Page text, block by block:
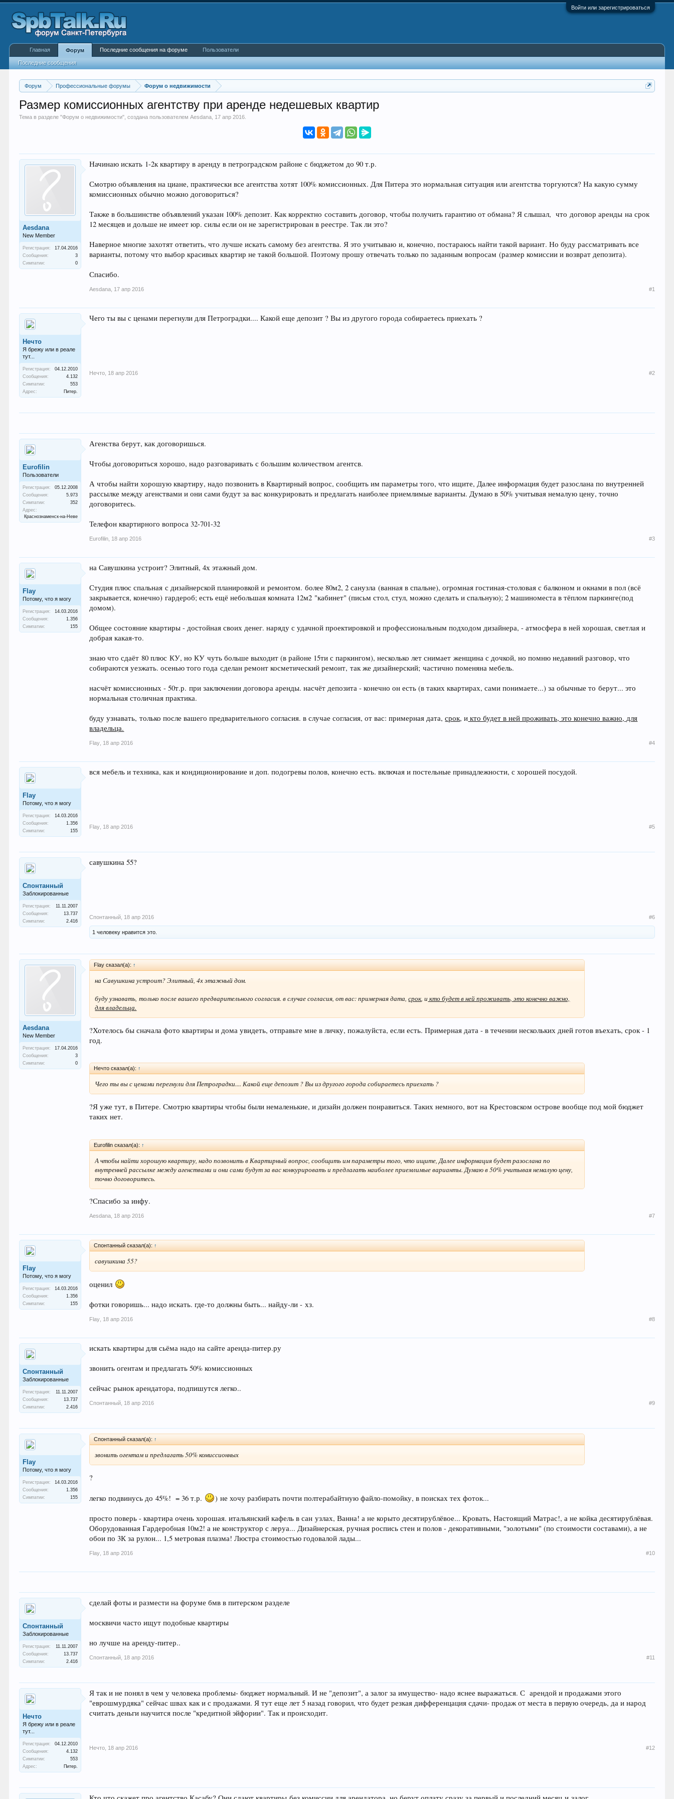
Войти или зарегистрироваться
Форум Профессиональные форумы Форум о недвижимости
Размер комиссионных агентству при аренде недешевых квартир
Тема в разделе "Форум о недвижимости", создана пользователемAesdana 17 апр 2016
Aesdana
New Member
Регистрация:
17.04.2016
Сообщения:
3
Симпатии:
0
Начинаю искать 1-2к квартиру в аренду в петроградском районе с бюджетом до 90 т.р.
Смотрю объявления на циане, практически все агентства хотят 100% комиссионных. Для Питера это нормальная ситуация или агентства торгуются? На какую сумму
комиссионных обычно можно договориться?
Также в большинстве объявлений указан 100% депозит. Как корректно составить договор, чтобы получить гарантию от обмана? Я слышал, что договор аренды на срок
12 месяцев и дольше не имеет юр. силы если он не зарегистрирован в реестре. Так ли это?
Наверное многие захотят ответить, что лучше искать самому без агентства. Я это учитываю и, конечно, постараюсь найти такой вариант. Но буду рассматривать все
варианты, потому что выбор красивых квартир не такой большой. Поэтому прошу отвечать только по заданным вопросам (размер комиссии и возврат депозита).
Спасибо.
Aesdana 17 апр 2016 #1
Нечто
Я брежу или в реале
тут...
Регистрация:
04.12.2010
Сообщения:
4.132
Симпатии:
553
Адрес:
Питер.
Чего ты вы с ценами перегнули для Петроградки.... Какой еще депозит ? Вы из другого города собираетесь приехать ?
Нечто 18 апр 2016 #2
Eurofilin
Пользователи
Регистрация:
05.12.2008
Сообщения:
5.973
Симпатии:
352
Адрес:
Краснознаменск-на-Неве
Агенства берут, как договоришься.
Чтобы договориться хорошо, надо разговаривать с большим количеством агентсв.
А чтобы найти хорошую квартиру, надо позвонить в Квартирный вопрос, сообщить им параметры того, что ищите, Далее информация будет разослана по внутренней
рассылке между агенствами и они сами будут за вас конкурировать и предлагать наиболее приемлимые варианты. Думаю в 50% учитывая немалую цену, точно
договоритесь.
Телефон квартирного вопроса 32-701-32
Eurofilin 18 апр 2016 #3
Flay
Потому, что я могу
Регистрация:
14.03.2016
Сообщения:
1.356
Симпатии:
155
на Савушкина устроит? Элитный, 4х этажный дом.
Студия плюс спальная с дизайнерской планировкой и ремонтом. более 80м2, 2 санузла (ванная в спальне), огромная гостиная-столовая с балконом и окнами в пол (всё
закрывается, конечно) гардероб; есть ещё небольшая комната 12м2 "кабинет" (письм стол, стул, можно сделать и спальную); 2 машиноместа в тёплом паркинге(под
домом).
Общее состояние квартиры - достойная своих денег. наряду с удачной проектировкой и профессиональным подходом дизайнера, - атмосфера в ней хорошая, светлая и
добрая какая-то.
знаю что сдаёт 80 плюс КУ, но КУ чуть больше выходит (в районе 15ти с паркингом), несколько лет снимает женщина с дочкой, но помню недавний разговор, что
собираются уезжать. осенью того года сделан ремонт косметический ремонт, так же дизайнерский; частично поменяна мебель.
насчёт комиссионных - 50т.р. при заключении договора аренды. насчёт депозита - конечно он есть (в таких квартирах, сами понимаете...) за обычные то берут... это
нормальная столичная практика.
буду узнавать, только после вашего предварительного согласия. в случае согласия, от вас: примерная дата,срок, и кто будет в ней проживать, это конечно важно, для
владельца.
Flay 18 апр 2016 #4
Flay
Потому, что я могу
Регистрация:
14.03.2016
Сообщения:
1.356
Симпатии:
155
вся мебель и техника, как и кондиционирование и доп. подогревы полов, конечно есть. включая и постельные принадлежности, с хорошей посудой.
Flay 18 апр 2016 #5
Спонтанный
Заблокированные
Регистрация:
11.11.2007
Сообщения:
13.737
Симпатии:
2.416
савушкина 55?
Спонтанный 18 апр 2016 #6
1 человеку нравится это.
Aesdana
New Member
Регистрация:
17.04.2016
Сообщения:
3
Симпатии:
0
Flay сказал(а): ↑
на Савушкина устроит? Элитный, 4х этажный дом.
буду узнавать, только после вашего предварительного согласия. в случае согласия, от вас: примерная дата,срок, и кто будет в ней проживать, это конечно важно,
для владельца.
?Хотелось бы сначала фото квартиры и дома увидеть, отправьте мне в личку, пожалуйста, если есть. Примерная дата - в течении нескольких дней готов въехать, срок - 1
год.
Нечто сказал(а): ↑
Чего ты вы с ценами перегнули для Петроградки.... Какой еще депозит ? Вы из другого города собираетесь приехать ?
?Я уже тут, в Питере. Смотрю квартиры чтобы были немаленькие, и дизайн должен понравиться. Таких немного, вот на Крестовском острове вообще под мой бюджет
таких нет.
Eurofilin сказал(а): ↑
А чтобы найти хорошую квартиру, надо позвонить в Квартирный вопрос, сообщить им параметры того, что ищите, Далее информация будет разослана по
внутренней рассылке между агенствами и они сами будут за вас конкурировать и предлагать наиболее приемлимые варианты. Думаю в 50% учитывая немалую цену,
точно договоритесь.
?Спасибо за инфу.
Aesdana 18 апр 2016 #7
Flay
Потому, что я могу
Регистрация:
14.03.2016
Сообщения:
1.356
Симпатии:
155
Спонтанный сказал(а): ↑
савушкина 55?
оценил
фотки говоришь... надо искать. где-то должны быть... найду-ли - хз.
Flay 18 апр 2016 #8
Спонтанный
Заблокированные
Регистрация:
11.11.2007
Сообщения:
13.737
Симпатии:
2.416
искать квартиры для сьёма надо на сайте аренда-питер.ру
звонить огентам и предлагать 50% комиссионных
сейчас рынок арендатора, подпишутся легко..
Спонтанный 18 апр 2016 #9
Flay
Потому, что я могу
Регистрация:
14.03.2016
Сообщения:
1.356
Симпатии:
155
Спонтанный сказал(а): ↑
звонить огентам и предлагать 50% комиссионных
?
легко подвинусь до 45%! = 36 т.р. ) не хочу разбирать почти полтерабайтную файло-помойку, в поисках тех фоток...
просто поверь - квартира очень хорошая. итальянский кафель в сан узлах, Ванна! а не корыто десятирублёвое... Кровать, Настоящий Матрас!, а не койка десятирублёвая.
Оборудованная Гардеробная 10м2! а не конструктор с леруа... Дизайнерская, ручная роспись стен и полов - декоративными, "золотыми" (по стоимости составами), а не
обои по 3К за рулон... 1,5 метровая плазма! Люстра стоимостью годовалой лады...
Flay 18 апр 2016 #10
Спонтанный
Заблокированные
Регистрация:
11.11.2007
Сообщения:
13.737
Симпатии:
2.416
сделай фоты и размести на форуме бмв в питерском разделе
москвичи часто ищут подобные квартиры
но лучше на аренду-питер..
Спонтанный 18 апр 2016 #11
Нечто
Я брежу или в реале
тут...
Регистрация:
04.12.2010
Сообщения:
4.132
Симпатии:
553
Адрес:
Питер.
Я так и не понял в чем у человека проблемы- бюджет нормальный. И не "депозит", а залог за имущество- надо яснее выражаться. С арендой и продажами этого
"еврошмурдяка" сейчас швах как и с продажами. Я тут еще лет 5 назад говорил, что будет резкая дифференцация сдачи- продаж от места в первую очередь, да и народ
считать деньги научится после "кредитной эйфории". Так и происходит.
Нечто 18 апр 2016 #12
Главная Форум
Последние сообщения
Последние сообщения на форуме Пользователи